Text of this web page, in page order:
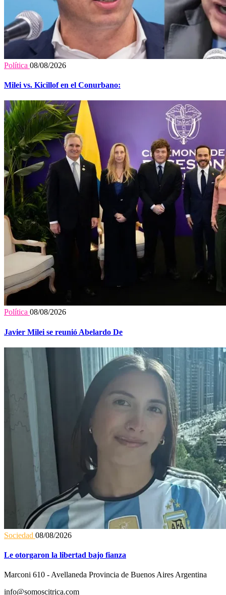
Política 08/08/2026
Milei vs. Kicillof en el Conurbano:
Política 08/08/2026
Javier Milei se reunió Abelardo De
Sociedad 08/08/2026
Le otorgaron la libertad bajo fianza
Marconi 610 - Avellaneda Provincia de Buenos Aires Argentina
info@somoscitrica.com